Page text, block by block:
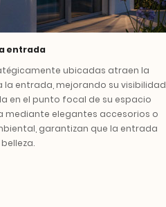
entrada
ubicadas atraen la
la entrada, mejorando su visibilidad
en el punto focal de su espacio
mediante elegantes accesorios o
garantizan que la entrada